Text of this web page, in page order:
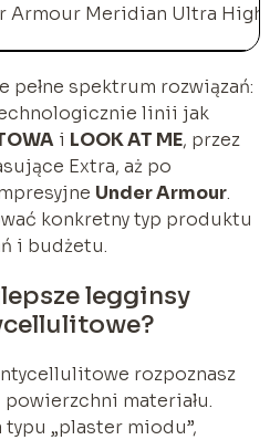
Armour Meridian Ultra High
pełne spektrum rozwiązań:
linii jak
i LOOK AT ME, przez
Extra, aż po
Under Armour.
konkretny typ produktu
i budżetu.
legginsy
rozpoznasz
materiału.
„plaster miodu”,